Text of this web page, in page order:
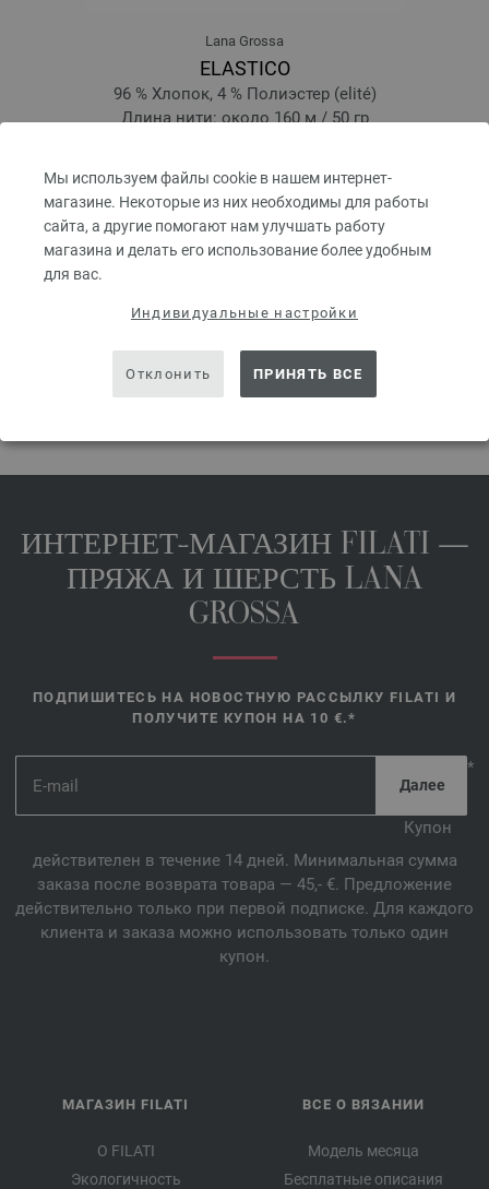
Мы используем файлы cookie в нашем интернет-
магазине. Некоторые из них необходимы для работы
сайта, а другие помогают нам улучшать работу
магазина и делать его использование более удобным
для вас.
Индивидуальные настройки
Отклонить ПРИНЯТЬ ВСЕ
Lana Grossa
ELASTICO
96 % Хлопок, 4 % Полиэстер (elité)
Длина нити: около 160 м / 50 гр
5,44 $
без НДС, без учета стоимости доставки, Цена за единицу:93,20 € / kg
prev next
ПОДЕЛИТЬСЯ ЭТОЙ СТРАНИЦЕЙ
ИНТЕРНЕТ-МАГАЗИН FILATI —
ПРЯЖА И ШЕРСТЬ LANA
GROSSA
ПОДПИШИТЕСЬ НА НОВОСТНУЮ РАССЫЛКУ FILATI И
ПОЛУЧИТЕ КУПОН НА 10 €.*
*
Купон
действителен в течение 14 дней. Минимальная сумма
заказа после возврата товара — 45,- €. Предложение
действительно только при первой подписке. Для каждого
клиента и заказа можно использовать только один
купон.
МАГАЗИН FILATI
О FILATI
Экологичность
ВСЕ О ВЯЗАНИИ
Модель месяца
Бесплатные описания